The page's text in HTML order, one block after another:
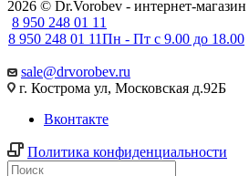
2026 © Dr.Vorobev - интернет-магазин
8 950 248 01 11
8 950 248 01 11Пн - Пт с 9.00 до 18.00
sale@drvorobev.ru
г. Кострома ул, Московская д.92Б
Вконтакте
Политика конфиденциальности